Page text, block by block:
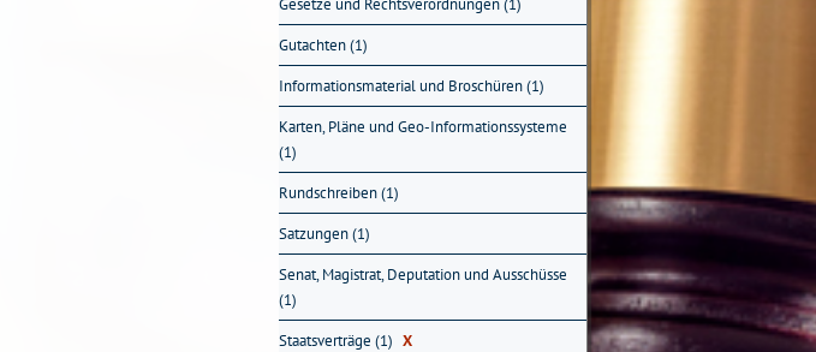
Gutachten (1)
Informationsmaterial und Broschüren (1)
Karten, Pläne und Geo-Informationssysteme
(1)
Rundschreiben (1)
Satzungen (1)
Senat, Magistrat, Deputation und Ausschüsse
(1)
Staatsverträge (1) X